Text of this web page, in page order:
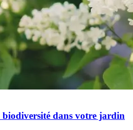
dans votre jardin